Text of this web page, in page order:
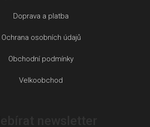
Doprava a platba
Ochrana osobních údajů
Obchodní podmínky
Velkoobchod